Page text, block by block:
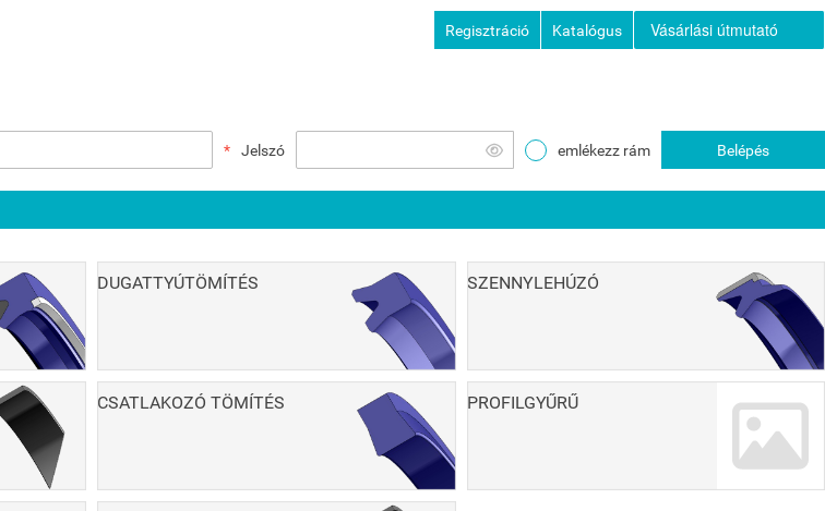
Regisztráció Katalógus Vásárlási útmutató
Jelszó emlékezz rám Belépés
DUGATTYÚTÖMÍTÉS SZENNYLEHÚZÓ
CSATLAKOZÓ TÖMÍTÉS PROFILGYŰRŰ